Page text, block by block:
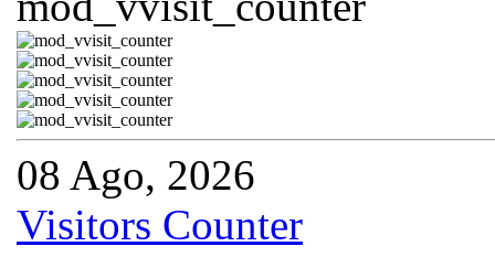
08 Ago, 2026
Visitors Counter